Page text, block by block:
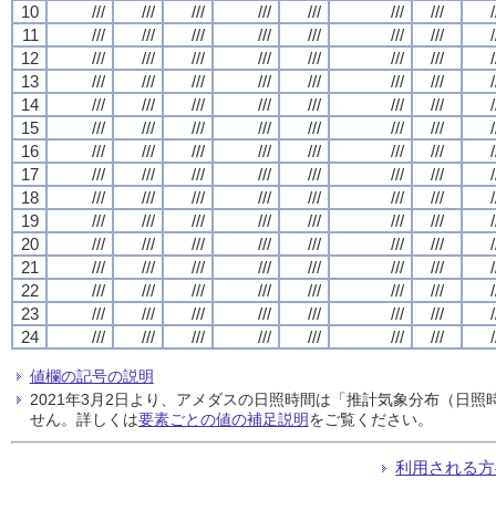
10
/// /// /// /// /// /// ///
11
/// /// /// /// /// /// ///
12
/// /// /// /// /// /// ///
13
/// /// /// /// /// /// ///
14
/// /// /// /// /// /// ///
15
/// /// /// /// /// /// ///
16
/// /// /// /// /// /// ///
17
/// /// /// /// /// /// ///
18
/// /// /// /// /// /// ///
19
/// /// /// /// /// /// ///
20
/// /// /// /// /// /// ///
21
/// /// /// /// /// /// ///
22
/// /// /// /// /// /// ///
23
/// /// /// /// /// /// ///
24
/// /// /// /// /// /// ///
値欄の記号の説明
2021年3月2日より、アメダスの日照時間は「推計気象分布（日
せん。詳しくは要素ごとの値の補足説明をご覧ください。
利用される